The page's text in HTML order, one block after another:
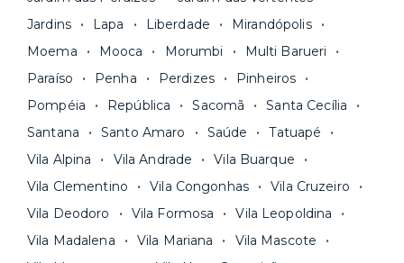
Jardins
Lapa Liberdade
Mirandópolis
Moema
Mooca Morumbi
Multi Barueri
Paraíso
Penha Perdizes
Pinheiros
Pompéia
República Sacomã
Santa Cecília
Santana
Santo Amaro Saúde
Tatuapé
Vila Alpina
Vila Andrade
Vila Buarque
Vila Clementino
Vila Congonhas
Vila Cruzeiro
Vila Deodoro
Vila Formosa
Vila Leopoldina
Vila Madalena
Vila Mariana
Vila Mascote